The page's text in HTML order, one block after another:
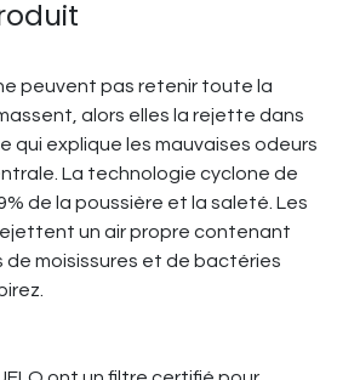
peuvent pas retenir toute la
alors elles la rejette dans
qui explique les mauvaises odeurs
La technologie cyclone de
de la poussière et la saleté. Les
un air propre contenant
de moisissures et de bactéries